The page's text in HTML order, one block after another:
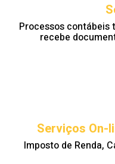
Processos contábeis
recebe
Serviços On-
Imposto de Renda,